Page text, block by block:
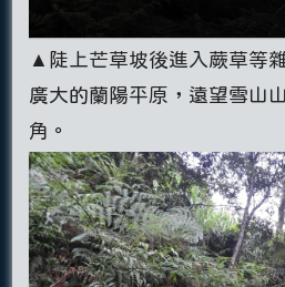
▲陡上芒草坡後進入蕨草等
廣大的蘭陽平原，遠望雪山
角。